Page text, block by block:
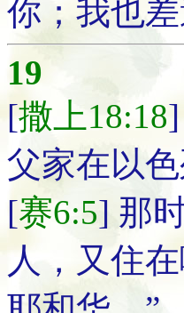
你；我也
19
[撒上18:18
父家在以
[赛6:5] 那
人，又住